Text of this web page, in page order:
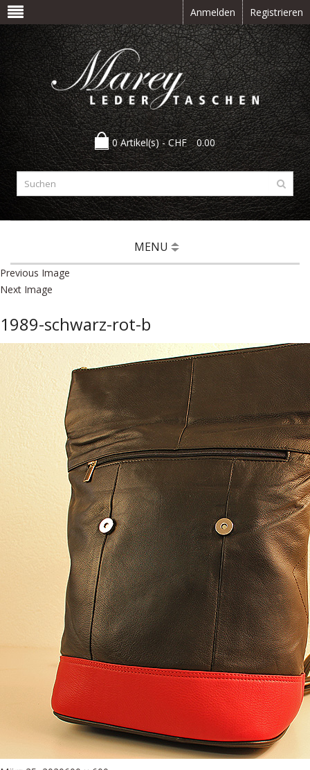
Anmelden Registrieren
0 Artikel(s) -CHF 0.00
MENU
Previous Image
Next Image
1989-schwarz-rot-b